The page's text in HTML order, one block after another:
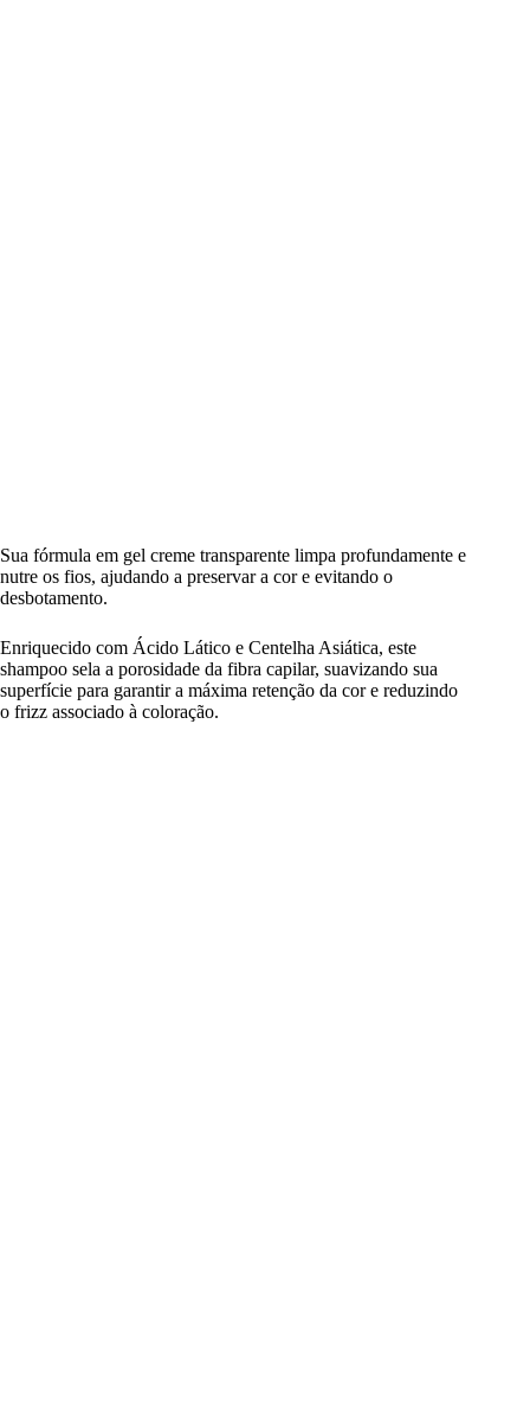
Sua fórmula em gel creme transparente limpa profundamente e
nutre os fios, ajudando a preservar a cor e evitando o
desbotamento.
Enriquecido com Ácido Lático e Centelha Asiática, este
shampoo sela a porosidade da fibra capilar, suavizando sua
superfície para garantir a máxima retenção da cor e reduzindo
o frizz associado à coloração.